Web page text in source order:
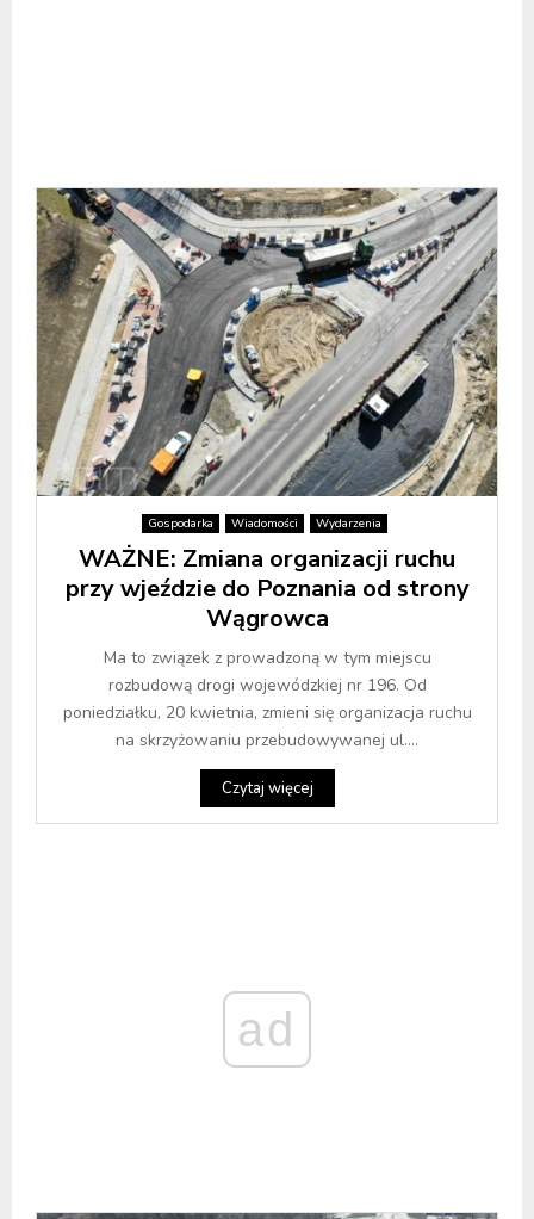
Gospodarka Wiadomości Wydarzenia
WAŻNE: Zmiana organizacji ruchu
przy wjeździe do Poznania od strony
Wągrowca
Ma to związek z prowadzoną w tym miejscu
rozbudową drogi wojewódzkiej nr 196. Od
poniedziałku, 20 kwietnia, zmieni się organizacja ruchu
na skrzyżowaniu przebudowywanej ul....
Czytaj więcej
ad